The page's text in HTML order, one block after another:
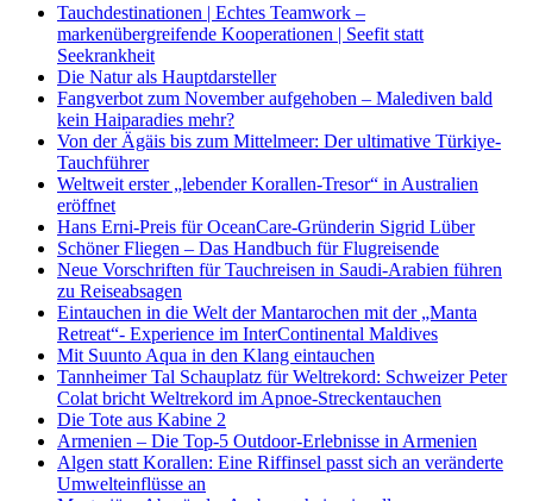
Tauchdestinationen | Echtes Teamwork –
markenübergreifende Kooperationen | Seefit statt
Seekrankheit
Die Natur als Hauptdarsteller
Fangverbot zum November aufgehoben – Malediven bald
kein Haiparadies mehr?
Von der Ägäis bis zum Mittelmeer: Der ultimative Türkiye-
Tauchführer
Weltweit erster „lebender Korallen-Tresor“ in Australien
eröffnet
Hans Erni-Preis für OceanCare-Gründerin Sigrid Lüber
Schöner Fliegen – Das Handbuch für Flugreisende
Neue Vorschriften für Tauchreisen in Saudi-Arabien führen
zu Reiseabsagen
Eintauchen in die Welt der Mantarochen mit der „Manta
Retreat“- Experience im InterContinental Maldives
Mit Suunto Aqua in den Klang eintauchen
Tannheimer Tal Schauplatz für Weltrekord: Schweizer Peter
Colat bricht Weltrekord im Apnoe-Streckentauchen
Die Tote aus Kabine 2
Armenien – Die Top-5 Outdoor-Erlebnisse in Armenien
Algen statt Korallen: Eine Riffinsel passt sich an veränderte
Umwelteinflüsse an